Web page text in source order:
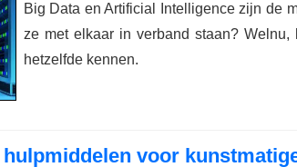
Big Data en Artificial Intelligence zijn de
ze met elkaar in verband staan?
hetzelfde kennen.
hulpmiddelen voor